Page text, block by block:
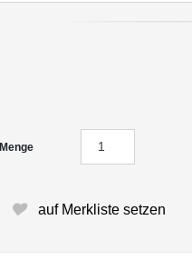
Menge
auf Merkliste setzen